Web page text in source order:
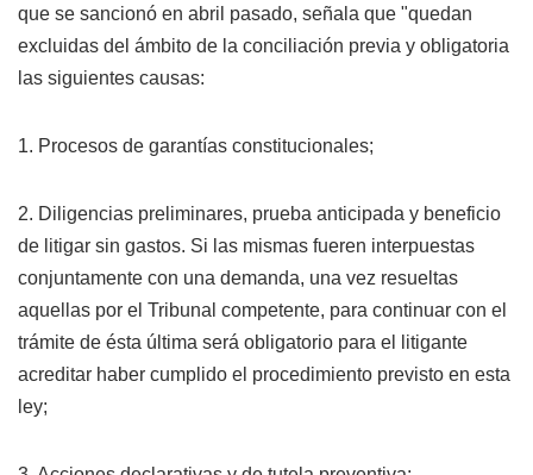
que se sancionó en abril pasado, señala que "quedan
excluidas del ámbito de la conciliación previa y obligatoria
las siguientes causas:
1. Procesos de garantías constitucionales;
2. Diligencias preliminares, prueba anticipada y beneficio
de litigar sin gastos. Si las mismas fueren interpuestas
conjuntamente con una demanda, una vez resueltas
aquellas por el Tribunal competente, para continuar con el
trámite de ésta última será obligatorio para el litigante
acreditar haber cumplido el procedimiento previsto en esta
ley;